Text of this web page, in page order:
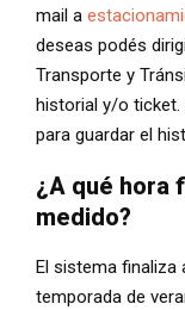
mail a
deseas podés
Transporte y
historial y/o ticket.
para guardar el
¿A qué hora
medido?
El sistema finaliza
temporada de